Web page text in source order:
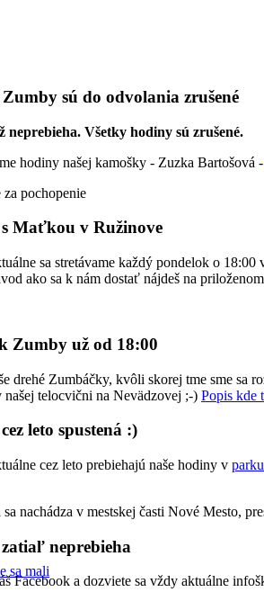
sa mali
sú do odvolania zrušené
neprebieha. Všetky hodiny sú zrušené.
hodiny našej kamošky - Zuzka Bartošová -
pochopenie
Maťkou v Ružinove
sa stretávame každý pondelok o
ako sa k nám dostať nájdeš na
Zumby už od 18:00
drehé Zumbáčky, kvôli skorej tme sme sa
našej telocvični na Nevädzovej ;-) Popis kde
leto spustená :)
cez leto prebiehajú naše hodiny v
sa nachádza v mestskej časti Nové Mesto,
neprebieha
Facebook a dozviete sa vždy aktuálne